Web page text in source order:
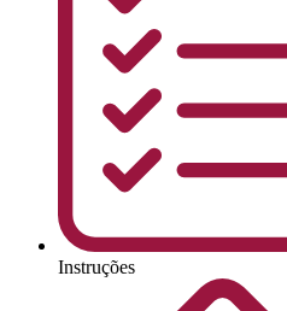
Instruções